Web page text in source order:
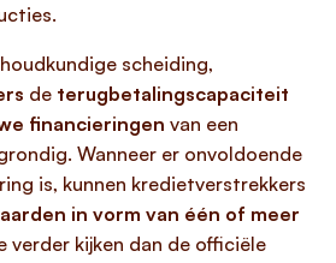
scheiding,
de terugbetalingscapaciteit
financieringen van een
Wanneer er onvoldoende
is, kunnen kredietverstrekkers
in vorm van één of meer
verder kijken dan de officiële